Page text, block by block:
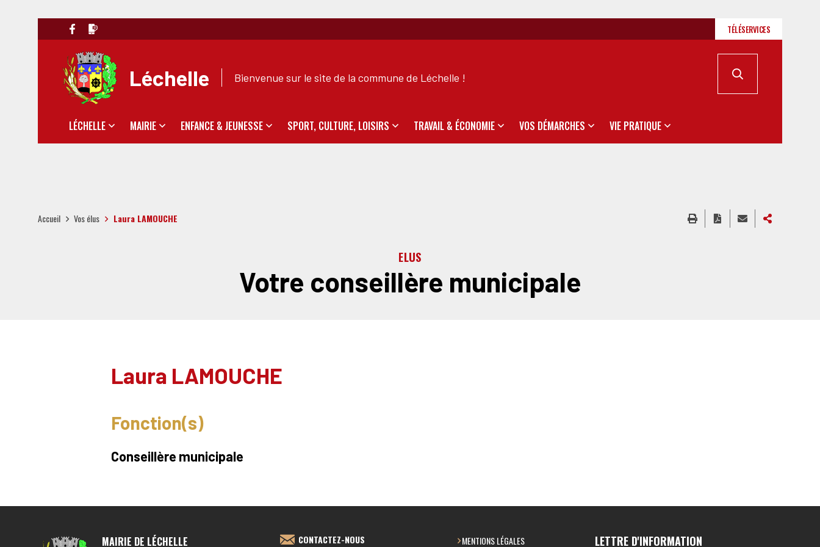
TÉLÉSERVICES
Bienvenue sur le site de la commune de Léchelle !
Léchelle
LÉCHELLE MAIRIE ENFANCE & JEUNESSE SPORT, CULTURE, LOISIRS TRAVAIL & ÉCONOMIE VOS DÉMARCHES VIE PRATIQUE
Accueil Vos élus Laura LAMOUCHE
ELUS
Votre conseillère municipale
Laura LAMOUCHE
Fonction(s)
Conseillère municipale
MAIRIE DE LÉCHELLE CONTACTEZ-NOUS
MENTIONS LÉGALES
LETTRE D'INFORMATION